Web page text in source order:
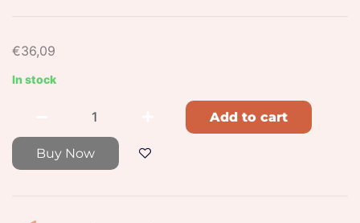
€36,09
In stock
Buy Now
Add to cart